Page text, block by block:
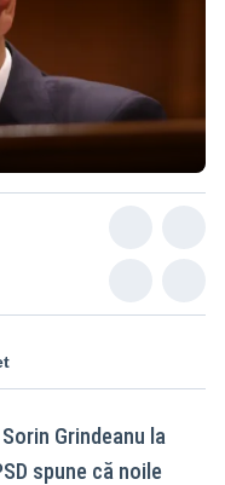
Grindeanu la
spune că noile